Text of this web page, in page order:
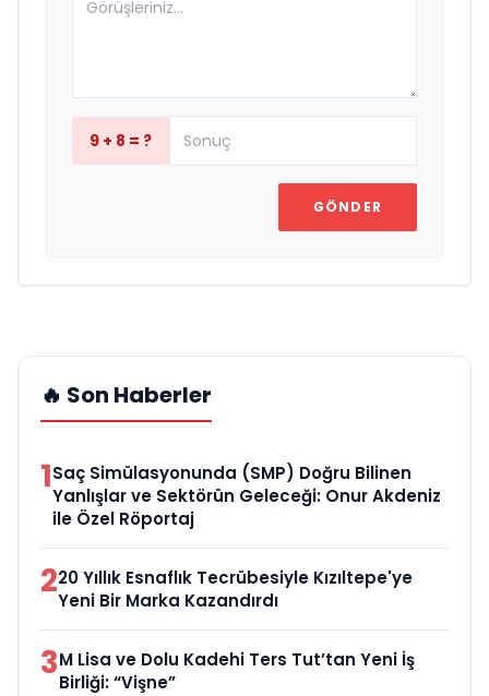
9 + 8 = ?
GÖNDER
🔥 Son Haberler
1Saç Simülasyonunda (SMP) Doğru Bilinen
Yanlışlar ve Sektörün Geleceği: Onur Akdeniz
ile Özel Röportaj
220 Yıllık Esnaflık Tecrübesiyle Kızıltepe'ye
Yeni Bir Marka Kazandırdı
3M Lisa ve Dolu Kadehi Ters Tut’tan Yeni İş
Birliği: “Vişne”